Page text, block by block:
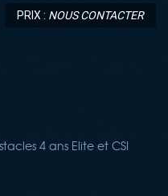
PRIX : NOUS CONTACTER
4 ans Elite et CSI